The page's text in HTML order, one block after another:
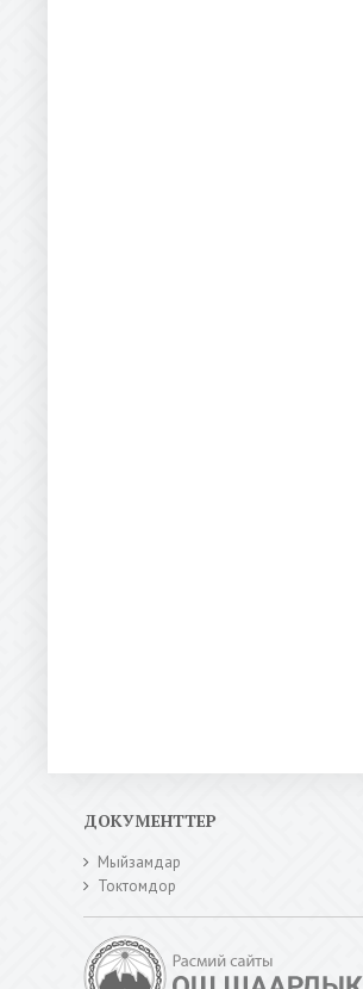
ДОКУМЕНТТЕР
Мыйзамдар
Токтомдор